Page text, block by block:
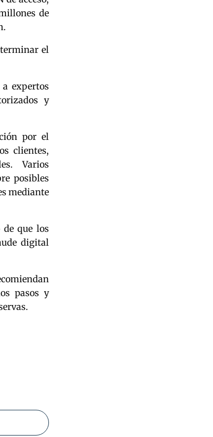
de
el
expertos
y
por el
clientes,
Varios
posibles
mediante
que los
digital
pasos y